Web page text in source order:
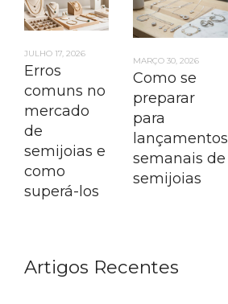
JULHO 17, 2026
Erros
comuns no
mercado
de
semijoias e
como
superá-los
MARÇO 30, 2026
Como se
preparar
para
lançamentos
semanais de
semijoias
Artigos Recentes